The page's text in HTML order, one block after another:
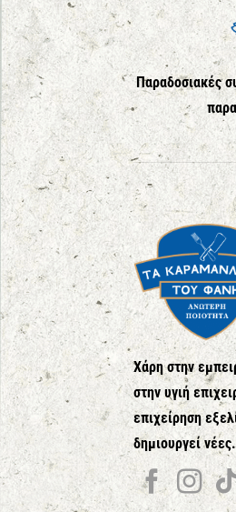
Παραδοσιακές
Χάρη στην
στην υγιή
επιχείρηση
δημιουργεί νέες.